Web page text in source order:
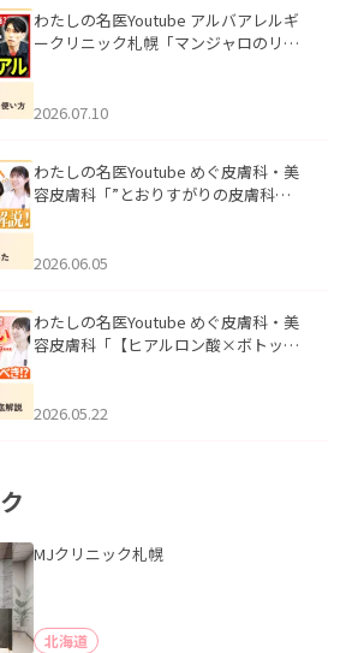
わたしの名医Youtube アルバアレルギ
ークリニック札幌「マンジャロのリア
た。
2026.07.10
わたしの名医Youtube めぐ皮膚科・美
容皮膚科「”とおりすがりの皮膚科
2026.06.05
わたしの名医Youtube めぐ皮膚科・美
容皮膚科「【ヒアルロン酸×ボトック
た。
2026.05.22
MJクリニック札幌
北海道